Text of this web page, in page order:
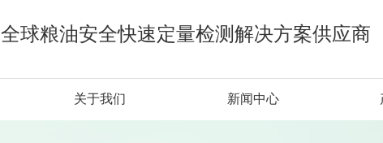
全球粮油安全快速定量检测解决方案供应商
关于我们 新闻中心